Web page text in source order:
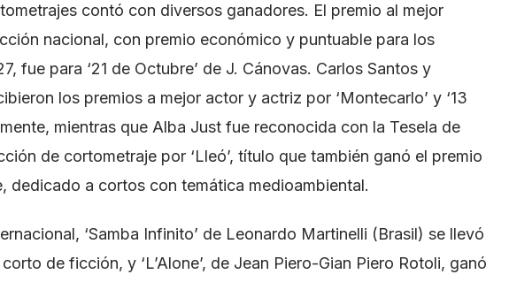
contó con diversos ganadores. El premio al mejor
nacional, con premio económico y puntuable para los
fue para ‘21 de Octubre’ de J. Cánovas. Carlos Santos y
los premios a mejor actor y actriz por ‘Montecarlo’ y ‘13
mientras que Alba Just fue reconocida con la Tesela de
de cortometraje por ‘Lleó’, título que también ganó el premio
dedicado a cortos con temática medioambiental.
‘Samba Infinito’ de Leonardo Martinelli (Brasil) se llevó
de ficción, y ‘L’Alone’, de Jean Piero-Gian Piero Rotoli, ganó